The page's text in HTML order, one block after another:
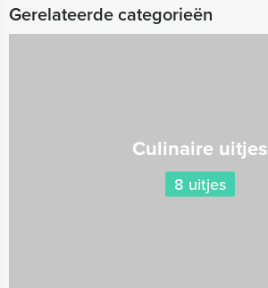
Gerelateerde categorieën
Culinaire uitjes
8 uitjes